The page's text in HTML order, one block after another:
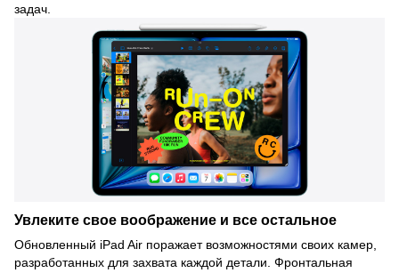
задач.
Увлеките свое воображение и все остальное
Обновленный iPad Air поражает возможностями своих камер,
разработанных для захвата каждой детали. Фронтальная